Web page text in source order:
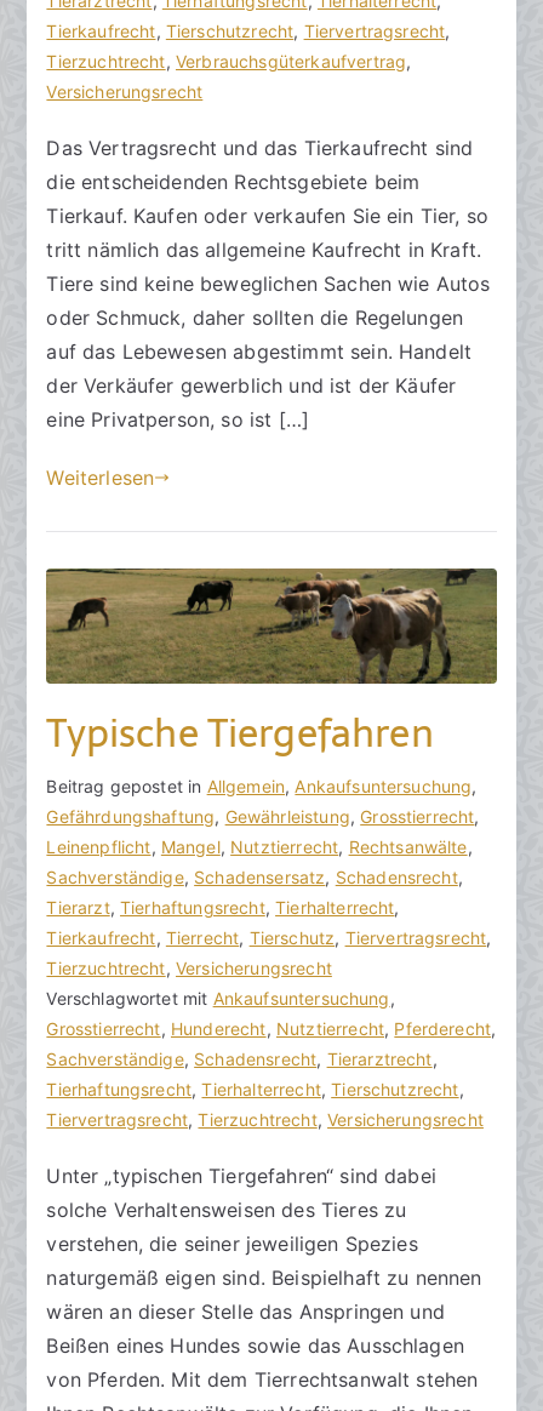
a
n
w
l
t
e
n
t
l
c
h
t
a
m
.
F
e
r
r
2
0
2
Tierkaufrecht, Tierschutzrecht, Tiervertragsrecht,
Tierzuchtrecht, Verbrauchsgüterkaufvertrag,
Versicherungsrecht
e
zu
Tierkaufrecht
Das Vertragsrecht und das Tierkaufrecht sind
die entscheidenden Rechtsgebiete beim
Tierkauf. Kaufen oder verkaufen Sie ein Tier, so
tritt nämlich das allgemeine Kaufrecht in Kraft.
Tiere sind keine beweglichen Sachen wie Autos
oder Schmuck, daher sollten die Regelungen
auf das Lebewesen abgestimmt sein. Handelt
der Verkäufer gewerblich und ist der Käufer
eine Privatperson, so ist […]
Weiterlesen
Typische Tiergefahren
V
o
n
h
o
r
a
k
R
e
c
h
s
a
n
w
e
B
e
i
t
r
a
g
v
e
r
ö
f
e
n
t
l
t
Beitrag gepostet in Allgemein, Ankaufsuntersuchung,
Gefährdungshaftung, Gewährleistung, Grosstierrecht,
Leinenpflicht, Mangel, Nutztierrecht, Rechtsanwälte,
Sachverständige, Schadensersatz, Schadensrecht,
Tierarzt,Tierhaftungsrecht,Tierhalterrecht,
Tierkaufrecht, Tierrecht, Tierschutz, Tiervertragsrecht,
Tierzuchtrecht, Versicherungsrecht
Verschlagwortet mit Ankaufsuntersuchung,
Grosstierrecht, Hunderecht, Nutztierrecht, Pferderecht,
Sachverständige, Schadensrecht, Tierarztrecht,
Tierhaftungsrecht,Tierhalterrecht,Tierschutzrecht,
Tiervertragsrecht,Tierzuchtrecht,Versicherungsrecht
K
e
i
n
e
K
o
m
m
e
n
t
r
e
zu
Typische
Tiergefahren
Unter „typischen Tiergefahren“ sind dabei
solche Verhaltensweisen des Tieres zu
verstehen, die seiner jeweiligen Spezies
naturgemäß eigen sind. Beispielhaft zu nennen
wären an dieser Stelle das Anspringen und
Beißen eines Hundes sowie das Ausschlagen
von Pferden. Mit dem Tierrechtsanwalt stehen